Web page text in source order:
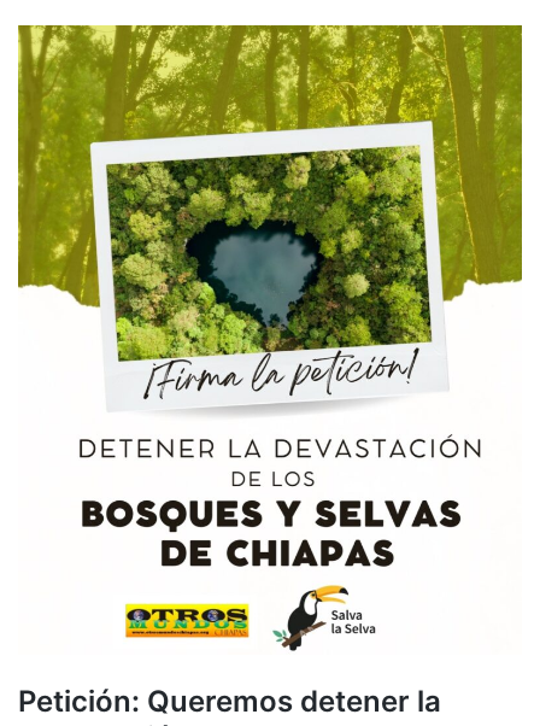
Petición: Queremos detener la